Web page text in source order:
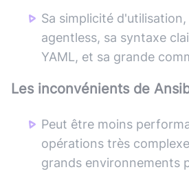
Sa simplicité
agentless, sa syntaxe
YAML, et sa grande
Les inconvénients de
Peut être moins
opérations très
grands environnements